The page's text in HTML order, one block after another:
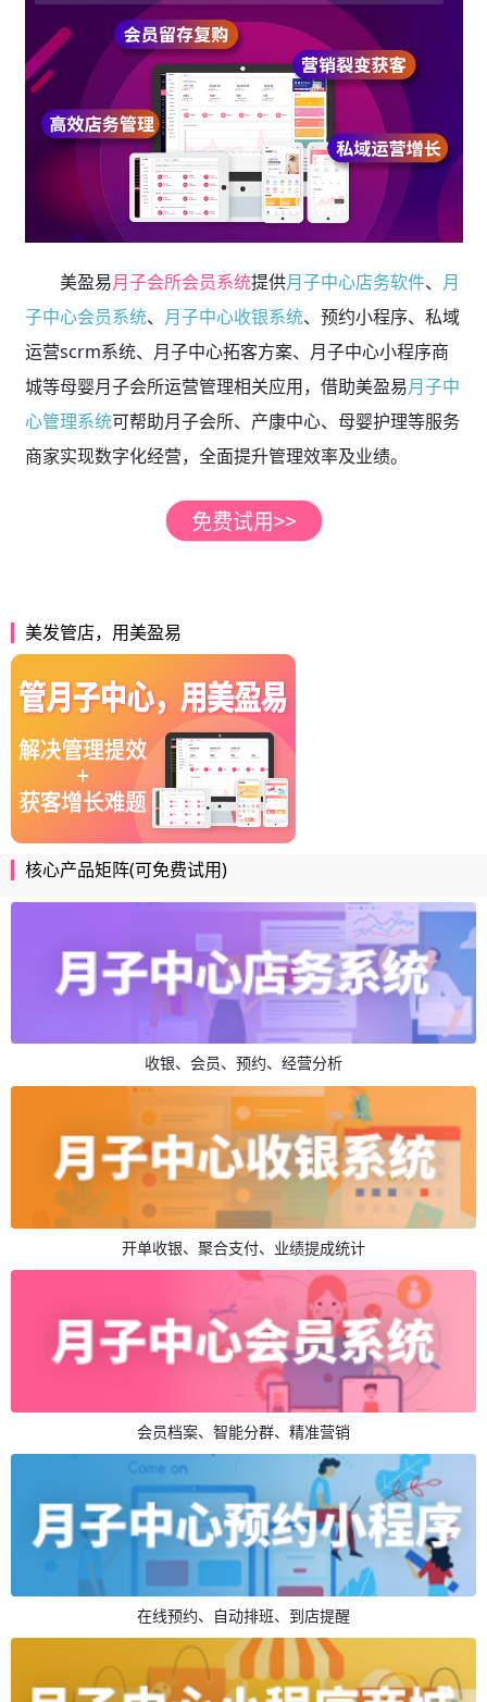
美盈易月子会所会员系统提供月子中心店务软件、 月
子中心会员系统、 月子中心收银系统、预约小程序、私域
运营scrm系统、月子中心拓客方案、月子中心小程序商
城等母婴月子会所运营管理相关应用，借助美盈易月子中
心管理系统可帮助月子会所、产康中心、母婴护理等服务
商家实现数字化经营，全面提升管理效率及业绩。
美发管店，用美盈易
核心产品矩阵(可免费试用)
收银、会员、预约、经营分析
开单收银、聚合支付、业绩提成统计
会员档案、智能分群、精准营销
在线预约、自动排班、到店提醒